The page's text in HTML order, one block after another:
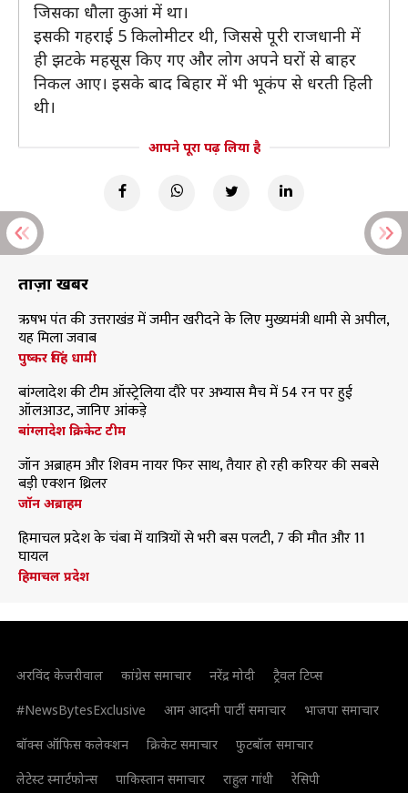
जिसका धौला कुआं में था।
इसकी गहराई 5 किलोमीटर थी, जिससे पूरी राजधानी में
ही झटके महसूस किए गए और लोग अपने घरों से बाहर
निकल आए। इसके बाद बिहार में भी भूकंप से धरती हिली
थी।
आपने पूरा पढ़ लिया है
ताज़ा खबरें
ऋषभ पंत की उत्तराखंड में जमीन खरीदने के लिए मुख्यमंत्री धामी से अपील,
यह मिला जवाब
पुष्कर सिंह धामी
बांग्लादेश की टीम ऑस्ट्रेलिया दौरे पर अभ्यास मैच में 54 रन पर हुई
ऑलआउट, जानिए आंकड़े
बांग्लादेश क्रिकेट टीम
जॉन अब्राहम और शिवम नायर फिर साथ, तैयार हो रही करियर की सबसे
बड़ी एक्शन थ्रिलर
जॉन अब्राहम
हिमाचल प्रदेश के चंबा में यात्रियों से भरी बस पलटी, 7 की मौत और 11
घायल
हिमाचल प्रदेश
अरविंद केजरीवाल कांग्रेस समाचार नरेंद्र मोदी
ट्रैवल टिप्स
#NewsBytesExclusive
आम आदमी पार्टी समाचार
भाजपा समाचार
बॉक्स ऑफिस कलेक्शन
क्रिकेट समाचार
फुटबॉल समाचार
लेटेस्ट स्मार्टफोन्स
पाकिस्तान समाचार राहुल गांधी रेसिपी